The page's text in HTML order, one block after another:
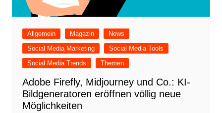
Allgemein Magazin
News
Social Media Marketing
Social Media Tools
Social Media Trends
Themen
Adobe Firefly, Midjourney und Co.: KI-
Bildgeneratoren eröffnen völlig neue
Möglichkeiten